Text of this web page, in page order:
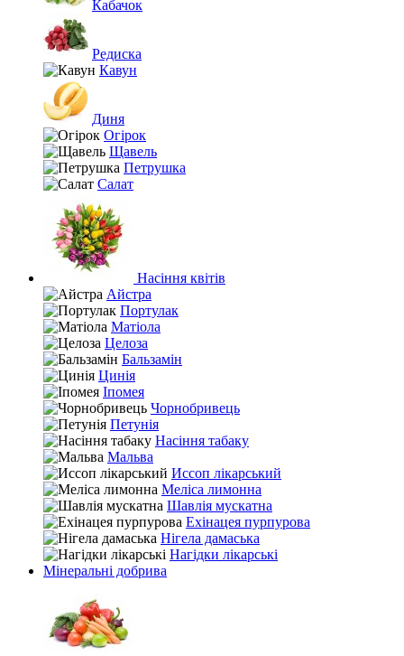
Кабачок
Редиска
Кавун
Диня
Огірок
Щавель
Петрушка
Салат
Насіння квітів
Айстра
Портулак
Матіола
Целоза
Бальзамін
Цинія
Іпомея
Чорнобривець
Петунія
Насіння табаку
Мальва
Иссоп лікарський
Меліса лимонна
Шавлія мускатна
Ехінацея пурпурова
Нігела дамаська
Нагідки лікарські
Мінеральні добрива